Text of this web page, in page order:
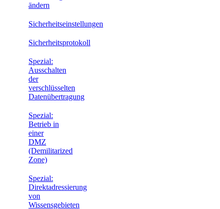
ändern
Sicherheitseinstellungen
Sicherheitsprotokoll
Spezial:
Ausschalten
der
verschlüsselten
Datenübertragung
Spezial:
Betrieb in
einer
DMZ
(Demilitarized
Zone)
Spezial:
Direktadressierung
von
Wissensgebieten